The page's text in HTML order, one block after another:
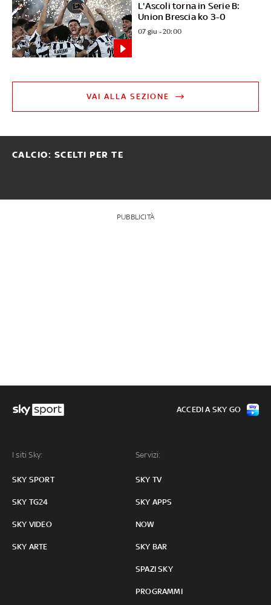
L'Ascoli torna in Serie B:
Union Brescia ko 3-0
07 giu - 20:00
VAI ALLA SEZIONE
CALCIO: SCELTI PER TE
PUBBLICITÀ
I siti Sky:
SKY SPORT
SKY TG24
SKY VIDEO
SKY ARTE
Servizi:
SKY TV
SKY APPS
NOW
SKY BAR
SPAZI SKY
PROGRAMMI
ACCEDI A SKY GO